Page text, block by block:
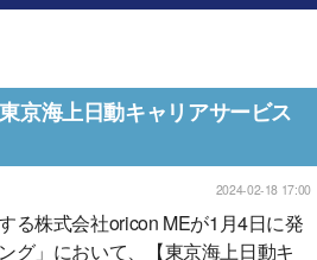
京海上日動キャリアサービス
2024-02-18 17:00
る株式会社oricon MEが1月4日に発
グ」において、【東京海上日動キ